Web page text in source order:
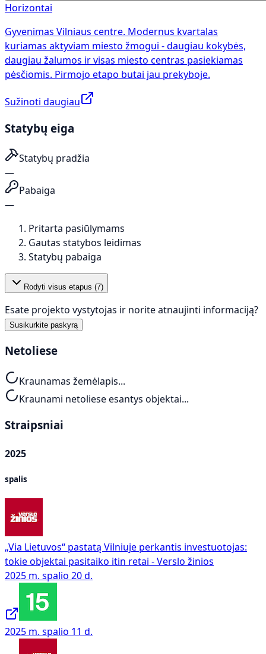
Horizontai
Gyvenimas Vilniaus centre. Modernus kvartalas
kuriamas aktyviam miesto žmogui - daugiau kokybės,
daugiau žalumos ir visas miesto centras pasiekiamas
pėsčiomis. Pirmojo etapo butai jau prekyboje.
Sužinoti daugiau
Statybų eiga
Statybų pradžia
—
Pabaiga
—
Pritarta pasiūlymams
Gautas statybos leidimas
Statybų pabaiga
Rodyti visus etapus (7)
Esate projekto vystytojas ir norite atnaujinti informaciją?
Susikurkite paskyrą
Netoliese
Kraunamas žemėlapis...
Kraunami netoliese esantys objektai...
Straipsniai
2025
spalis
„Via Lietuvos“ pastatą Vilniuje perkantis investuotojas:
tokie objektai pasitaiko itin retai - Verslo žinios
2025 m. spalio 20 d.
2025 m. spalio 11 d.